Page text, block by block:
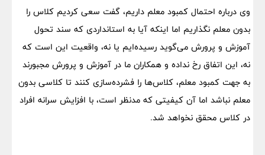
وی درباره احتمال کمبود معلم داریم، گفت سعی کردیم کلاس را
بدون معلم نگذاریم اما اینکه آیا به استانداردی که سند تحول
آموزش و پرورش می‌گوید رسیده‌ایم یا نه، واقعیت این است که
نه، این اتفاق رخ نداده و همکاران ما در آموزش و پرورش مجبورند
به جهت کمبود معلم، کلاس‌ها را فشرده‌سازی کنند تا کلاسی بدون
معلم نباشد اما آن کیفیتی که مدنظر است، با افزایش سرانه افراد
در کلاس محقق نخواهد شد.